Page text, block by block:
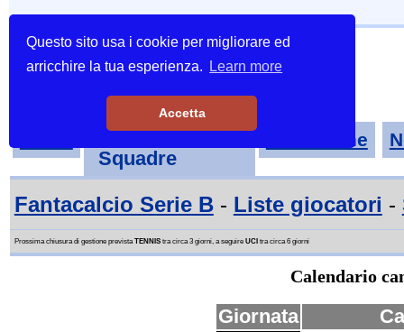
Questo sito usa i cookie per migliorare ed
arricchire la tua esperienza.
Learn more
Accetta
Tornei-
Squadre
Classifiche
Fantacalcio Serie B- Liste giocatori -
Prossima chiusura di gestione previstaTENNIStra circa 3 giorni, a seguire UCI tra circa 6 giorni
Calendario
Giornata